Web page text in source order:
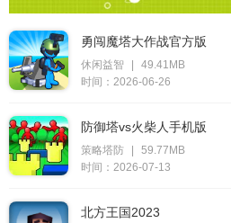
勇闯魔塔大作战官方版
休闲益智
49.41MB
时间：2026-06-26
防御塔vs火柴人手机版
策略塔防
59.77MB
时间：2026-07-13
北方王国2023